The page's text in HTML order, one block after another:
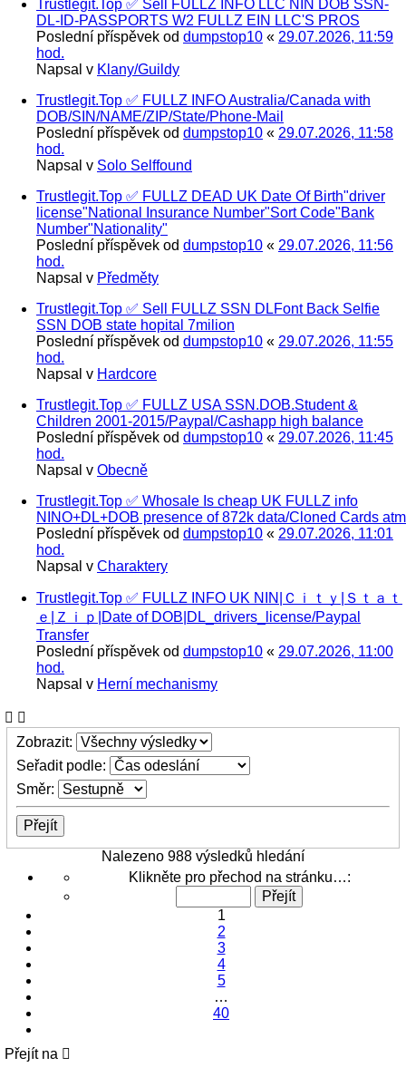
Trustlegit.Top ✅ Sell FULLZ INFO LLC NIN DOB SSN-
DL-ID-PASSPORTS W2 FULLZ EIN LLC'S PROS
Poslední příspěvek od dumpstop10 « 29.07.2026, 11:59
hod.
Napsal v Klany/Guildy
Trustlegit.Top ✅ FULLZ INFO Australia/Canada with
DOB/SIN/NAME/ZIP/State/Phone-Mail
Poslední příspěvek od dumpstop10 « 29.07.2026, 11:58
hod.
Napsal v Solo Selffound
Trustlegit.Top ✅ FULLZ DEAD UK Date Of Birth"driver
license"National Insurance Number"Sort Code"Bank
Number"Nationality"
Poslední příspěvek od dumpstop10 « 29.07.2026, 11:56
hod.
Napsal v Předměty
Trustlegit.Top ✅ Sell FULLZ SSN DLFont Back Selfie
SSN DOB state hopital 7milion
Poslední příspěvek od dumpstop10 « 29.07.2026, 11:55
hod.
Napsal v Hardcore
Trustlegit.Top ✅ FULLZ USA SSN.DOB.Student &
Сhildren 2001-2015/Paypal/Cashapp high balance
Poslední příspěvek od dumpstop10 « 29.07.2026, 11:45
hod.
Napsal v Obecně
Trustlegit.Top ✅ Whosale Is cheap UK FULLZ info
NINO+DL+DOB presence of 872k data/Cloned Cards atm
Poslední příspěvek od dumpstop10 « 29.07.2026, 11:01
hod.
Napsal v Charaktery
Trustlegit.Top ✅ FULLZ INFO UK NIN|Ｃｉｔｙ|Ｓｔａｔ
ｅ|Ｚｉｐ|Date of DOB|DL_drivers_license/Paypal
Transfer
Poslední příspěvek od dumpstop10 « 29.07.2026, 11:00
hod.
Napsal v Herní mechanismy
Zobrazit:
Seřadit podle:
Směr:
Nalezeno 988 výsledků hledání
Stránka
z
40
Klikněte pro přechod na stránku…:
1
2
3
4
5
…
40
Přejít na